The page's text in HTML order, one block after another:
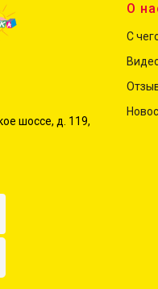
шоссе, д. 119,
О
С